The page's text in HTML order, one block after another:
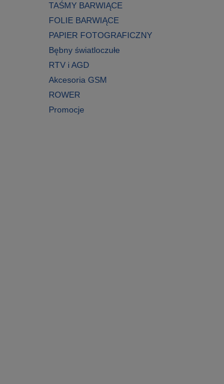
TAŚMY BARWIĄCE
FOLIE BARWIĄCE
PAPIER FOTOGRAFICZNY
Bębny światloczułe
RTV i AGD
Akcesoria GSM
ROWER
Promocje